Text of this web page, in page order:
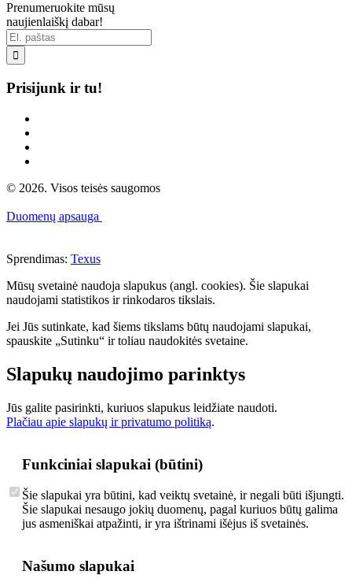
Prenumeruokite mūsų
naujienlaiškį dabar!

Prisijunk ir tu!
© 2026. Visos teisės saugomos
Duomenų apsauga
Sprendimas: Texus
Mūsų svetainė naudoja slapukus (angl. cookies). Šie slapukai
naudojami statistikos ir rinkodaros tikslais.
Jei Jūs sutinkate, kad šiems tikslams būtų naudojami slapukai,
spauskite „Sutinku“ ir toliau naudokitės svetaine.
Slapukų naudojimo parinktys
Jūs galite pasirinkti, kuriuos slapukus leidžiate naudoti.
Plačiau apie slapukų ir privatumo politiką.
Funkciniai slapukai (būtini)
Šie slapukai yra būtini, kad veiktų svetainė, ir negali būti išjungti.
Šie slapukai nesaugo jokių duomenų, pagal kuriuos būtų galima
jus asmeniškai atpažinti, ir yra ištrinami išėjus iš svetainės.
Našumo slapukai